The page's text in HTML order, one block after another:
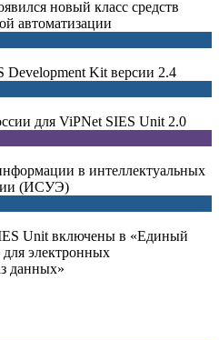
новый класс средств
автоматизации
Development Kit версии 2.4
для ViPNet SIES Unit 2.0
в интеллектуальных
(ИСУЭ)
Unit включены в «Единый
электронных
данных»